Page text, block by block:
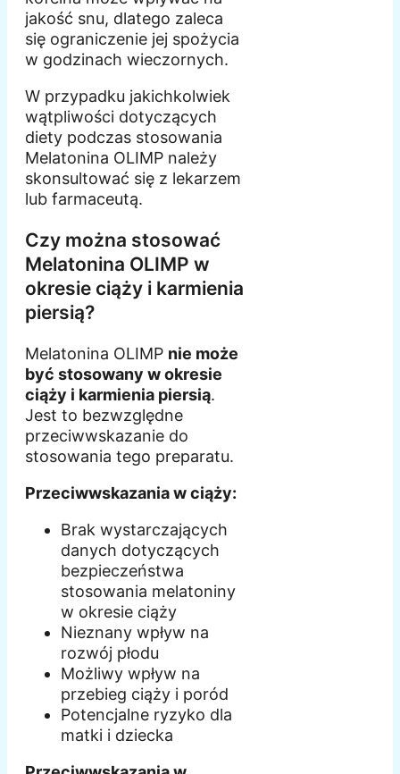
jakość snu, dlatego zaleca
się ograniczenie jej spożycia
w godzinach wieczornych.
W przypadku jakichkolwiek
wątpliwości dotyczących
diety podczas stosowania
Melatonina OLIMP należy
skonsultować się z lekarzem
lub farmaceutą.
Czy można stosować
Melatonina OLIMP w
okresie ciąży i karmienia
piersią?
Melatonina OLIMP nie może
być stosowany w okresie
ciąży i karmienia piersią.
Jest to bezwzględne
przeciwwskazanie do
stosowania tego preparatu.
Przeciwwskazania w ciąży:
Brak wystarczających
danych dotyczących
bezpieczeństwa
stosowania melatoniny
w okresie ciąży
Nieznany wpływ na
rozwój płodu
Możliwy wpływ na
przebieg ciąży i poród
Potencjalne ryzyko dla
matki i dziecka